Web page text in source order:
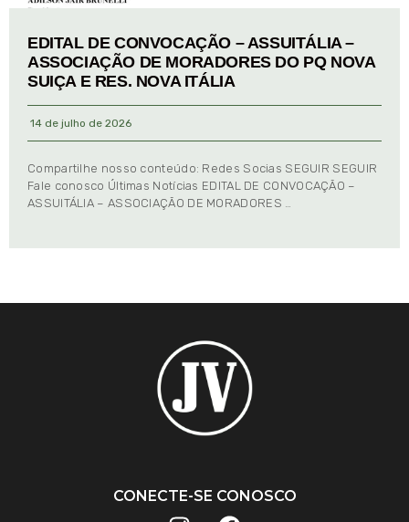
EDITAL DE CONVOCAÇÃO – ASSUITÁLIA –
ASSOCIAÇÃO DE MORADORES DO PQ NOVA
SUIÇA E RES. NOVA ITÁLIA
14 de julho de 2026
Compartilhe nosso conteúdo: Redes Socias SEGUIR SEGUIR
Fale conosco Últimas Notícias EDITAL DE CONVOCAÇÃO –
ASSUITÁLIA – ASSOCIAÇÃO DE MORADORES …
CONECTE-SE CONOSCO